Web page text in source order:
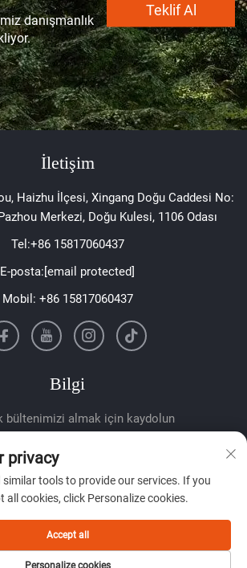
danışmanlık
Teklif Al
İletişim
Haizhu İlçesi, Xingang Doğu Caddesi No:
Merkezi, Doğu Kulesi, 1106 Odası
Tel:+86 15817060437
E-posta:[email protected]
Mobil: +86 15817060437
Bilgi
bültenimizi almak için kaydolun
Gönder
privacy
similar tools to provide our services. If you
all cookies, click Personalize cookies.
Personalize cookies
Accept all